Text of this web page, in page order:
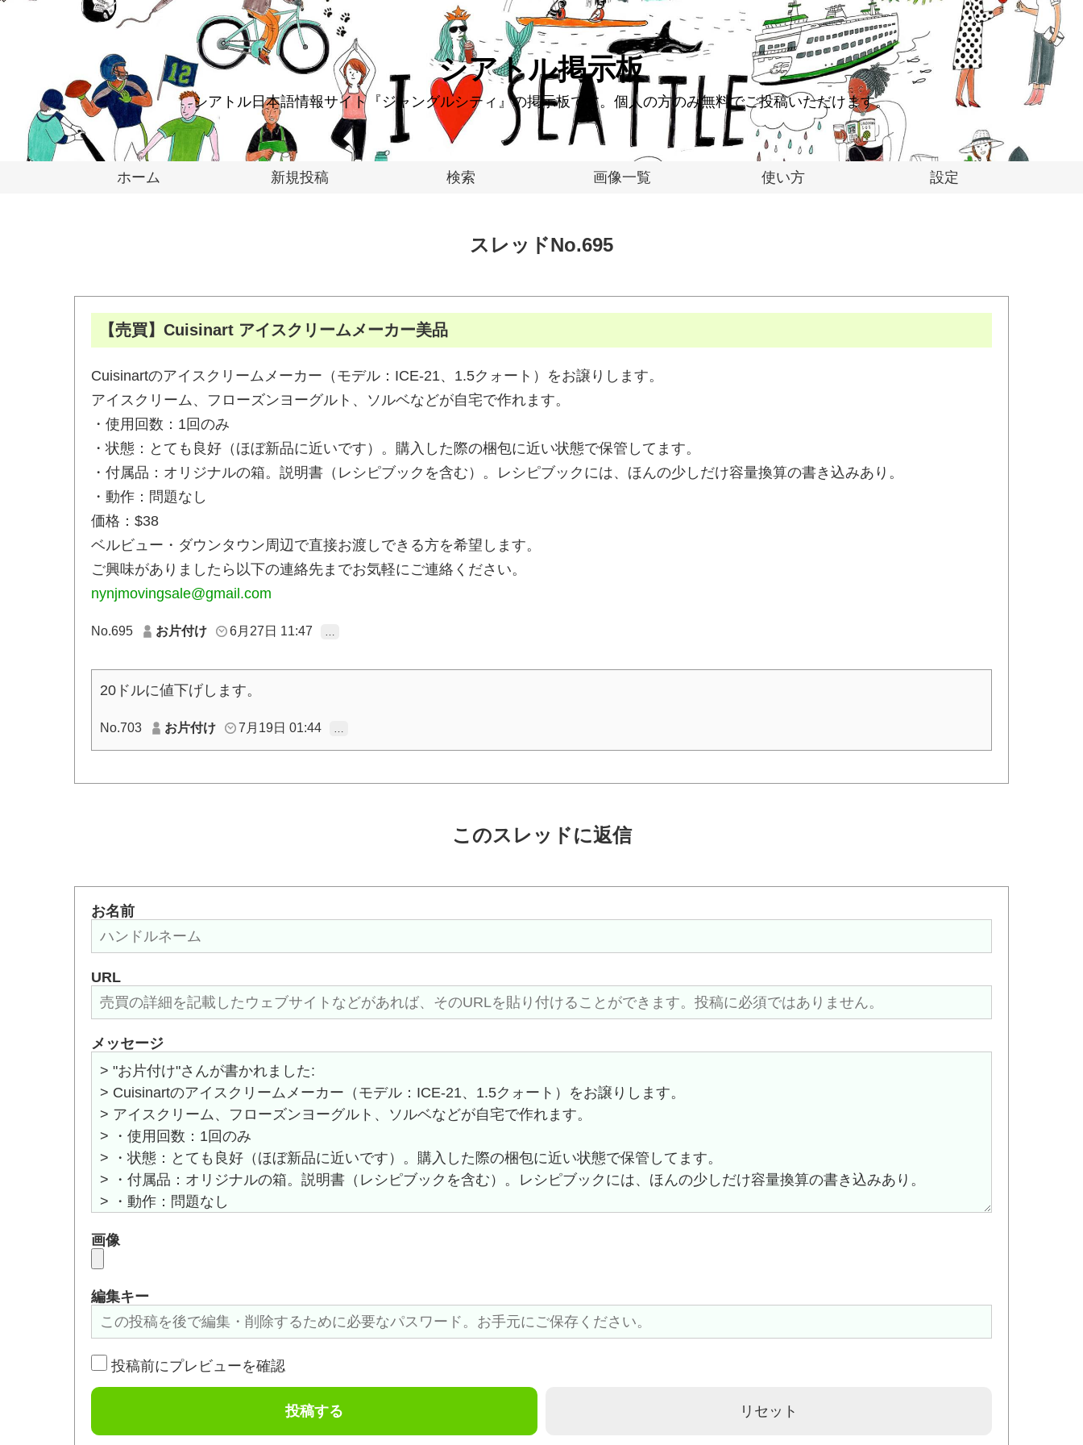
シアトル掲示板
シアトル日本語情報サイト『ジャングルシティ』の掲示板です。個人の方のみ無料でご投稿いただけます。
ホーム 新規投稿 検索 画像一覧 使い方 設定
スレッドNo.695
【売買】Cuisinart アイスクリームメーカー美品
Cuisinartのアイスクリームメーカー（モデル：ICE-21、1.5クォート）をお譲りします。
アイスクリーム、フローズンヨーグルト、ソルベなどが自宅で作れます。
・使用回数：1回のみ
・状態：とても良好（ほぼ新品に近いです）。購入した際の梱包に近い状態で保管してます。
・付属品：オリジナルの箱。説明書（レシピブックを含む）。レシピブックには、ほんの少しだけ容量換算の書き込みあり。
・動作：問題なし
価格：$38
ベルビュー・ダウンタウン周辺で直接お渡しできる方を希望します。
ご興味がありましたら以下の連絡先までお気軽にご連絡ください。
nynjmovingsale@gmail.com
No.695 お片付け 6月27日 11:47
20ドルに値下げします。
No.703 お片付け 7月19日 01:44
このスレッドに返信
お名前
URL
メッセージ
画像
編集キー
投稿前にプレビューを確認